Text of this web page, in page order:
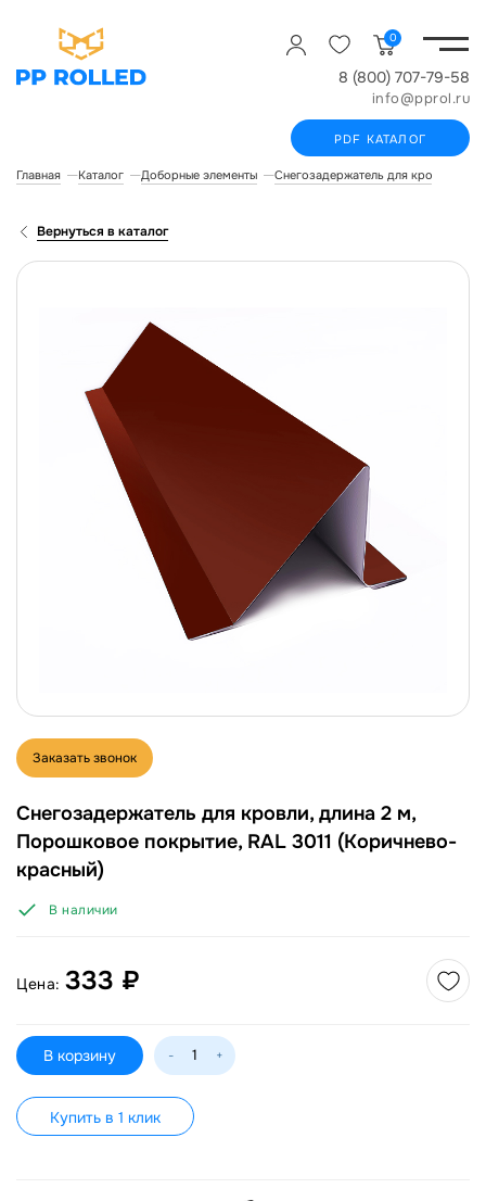
0
8 (800) 707-79-58
info@pprol.ru
PDF КАТАЛОГ
Главная Каталог Доборные элементы Снегозадержатель для кровли
Вернуться в каталог
Заказать звонок
Снегозадержатель для кровли, длина 2 м,
Порошковое покрытие, RAL 3011 (Коричнево-
красный)
В наличии
Цена: 333 ₽
В корзину - +
Купить в 1 клик